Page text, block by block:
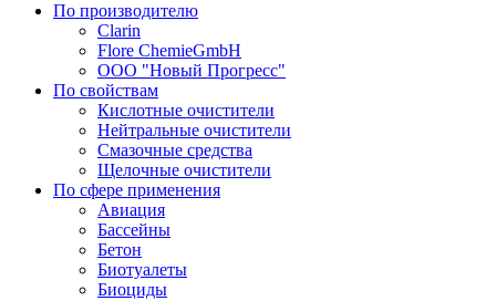
По производителю
Clarin
Flore ChemieGmbH
ООО "Новый Прогресс"
По свойствам
Кислотные очистители
Нейтральные очистители
Смазочные средства
Щелочные очистители
По сфере применения
Авиация
Бассейны
Бетон
Биотуалеты
Биоциды